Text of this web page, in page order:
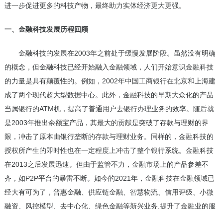
进一步促进更多的科技产物，最终助力实体经济更大更强。
一、金融科技发展历程回顾
金融科技的发展在2003年之前处于缓慢发展阶段。虽然没有明确
的概念，但金融科技已经开始融入金融领域，人们开始意识金融科技
的力量是具有颠覆性的。例如，2002年中国工商银行在北京和上海建
成了两个现代超大型数据中心。此外，金融科技的早期大众化的产品
当属银行的ATM机，提高了普通用户去银行办理业务的效率。随后就
是2003年推出余额宝产品，其最大的贡献是突破了存款与理财的界
限，冲击了原本由银行垄断的存款与理财业务。同样的，金融科技的
授权所产生的即时性也在一定程度上冲击了整个银行系统。金融科技
在2013之后发展迅速。但由于监管不力，金融市场上的产品参差不
齐，如P2P平台的暴雷不断。如今的2021年，金融科技在金融领域已
经大有可为了，普惠金融、供应链金融、智慧物流、信用评级、小微
融资、风控模型、去中心化、绿色金融等新兴业务,提升了金融业的服